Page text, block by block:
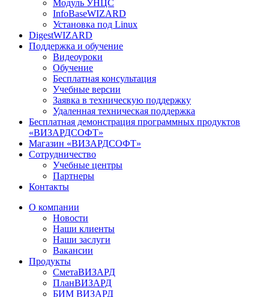
Модуль УНЦС
InfoBaseWIZARD
Установка под Linux
DigestWIZARD
Поддержка и обучение
Видеоуроки
Обучение
Бесплатная консультация
Учебные версии
Заявка в техническую поддержку
Удаленная техническая поддержка
Бесплатная демонстрация программных продуктов
«ВИЗАРДСОФТ»
Магазин «ВИЗАРДСОФТ»
Сотрудничество
Учебные центры
Партнеры
Контакты
О компании
Новости
Наши клиенты
Наши заслуги
Вакансии
Продукты
СметаВИЗАРД
ПланВИЗАРД
БИМ ВИЗАРД